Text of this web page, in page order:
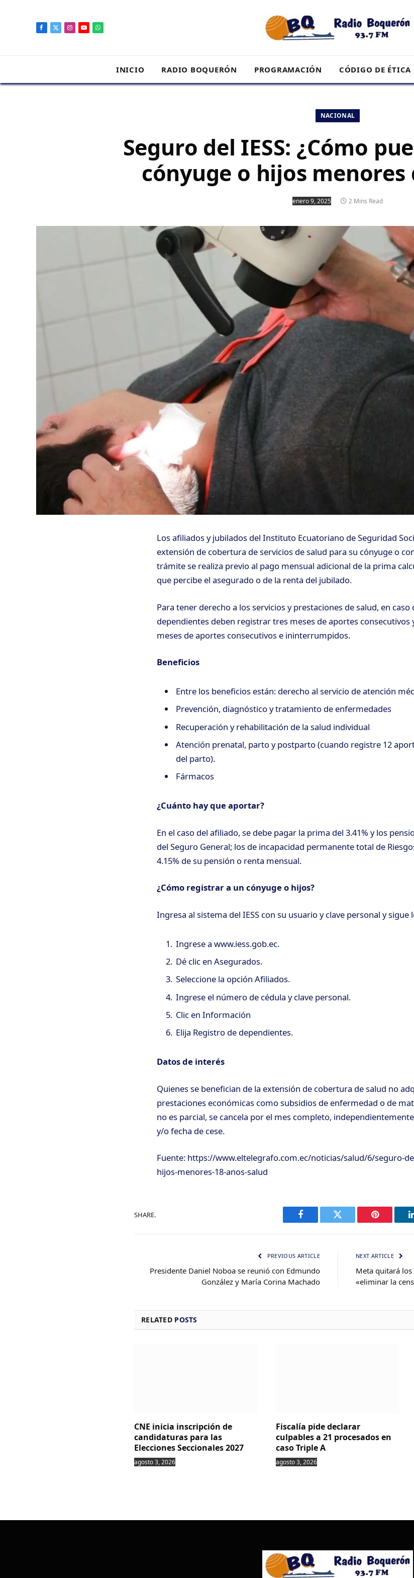
Facebook
X
Instagram
YouTubeWhatsApp
INICIO RADIO BOQUERÓN PROGRAMACIÓN CÓDIGO DE ÉTICA
NACIONAL
Seguro del IESS: ¿Cómo
cónyuge o hijos menores
enero 9, 2025 2 Mins Read
Los afiliados y jubilados del Instituto Ecuatoriano de Seguridad
extensión de cobertura de servicios de salud para su cónyuge o
trámite se realiza previo al pago mensual adicional de la prima
que percibe el asegurado o de la renta del jubilado.
Para tener derecho a los servicios y prestaciones de salud, en
dependientes deben registrar tres meses de aportes consecutivos
meses de aportes consecutivos e ininterrumpidos.
Beneficios
Entre los beneficios están: derecho al servicio de atención
Prevención, diagnóstico y tratamiento de enfermedades
Recuperación y rehabilitación de la salud individual
Atención prenatal, parto y postparto (cuando registre 12
del parto).
Fármacos
¿Cuánto hay que aportar?
En el caso del afiliado, se debe pagar la prima del 3.41% y los
del Seguro General; los de incapacidad permanente total de
4.15% de su pensión o renta mensual.
¿Cómo registrar a un cónyuge o hijos?
Ingresa al sistema del IESS con su usuario y clave personal y sigue
Ingrese a www.iess.gob.ec.
Dé clic en Asegurados.
Seleccione la opción Afiliados.
Ingrese el número de cédula y clave personal.
Clic en Información
Elija Registro de dependientes.
Datos de interés
Quienes se benefician de la extensión de cobertura de salud no
prestaciones económicas como subsidios de enfermedad o de
no es parcial, se cancela por el mes completo,
y/o fecha de cese.
Fuente: https://www.eltelegrafo.com.ec/noticias/salud/6/seguro-
hijos-menores-18-anos-salud
SHARE.
Facebook Twitter Pinterest
PREVIOUS ARTICLE
Presidente Daniel Noboa se reunió con Edmundo
González y María Corina Machado
NEXT ARTICLE
Meta quitará
«eliminar la
RELATED POSTS
CNE inicia inscripción de
candidaturas para las
Elecciones Seccionales 2027
agosto 3, 2026
Fiscalía pide declarar
culpables a 21 procesados en
caso Triple A
agosto 3, 2026